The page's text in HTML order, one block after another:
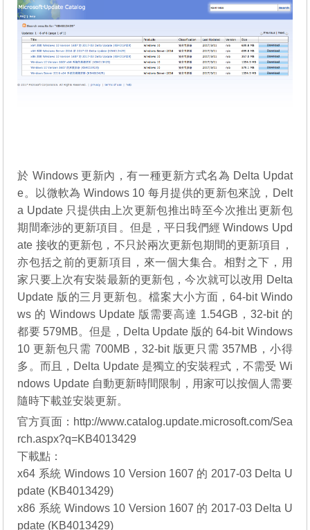
於 Windows 更新內，有一種更新方式名為 Delta Updat
e。以微軟為 Windows 10 每月提供的更新包來說，Delt
a Update 只提供由上次更新包推出時至今次推出更新包
期間牽涉的更新項目。但是，平日我們經 Windows Upd
ate 接收的更新包，不只於兩次更新包期間的更新項目，
亦包括之前的更新項目，來一個大集合。相對之下，用
家只要上次有安裝最新的更新包，今次就可以改用 Delta
Update 版的三月更新包。檔案大小方面，64-bit Windo
ws 的 Windows Update 版需要高達 1.54GB，32-bit 的
都要 579MB。但是，Delta Update 版的 64-bit Windows
10 更新包只需 700MB，32-bit 版更只需 357MB，小得
多。而且，Delta Update 是獨立的安裝程式，不需受 Wi
ndows Update 自動更新時間限制，用家可以按個人需要
隨時下載並安裝更新。
官方頁面：http://www.catalog.update.microsoft.com/Sea
rch.aspx?q=KB4013429
下載點：
x64 系統 Windows 10 Version 1607 的 2017-03 Delta U
pdate (KB4013429)
x86 系統 Windows 10 Version 1607 的 2017-03 Delta U
pdate (KB4013429)